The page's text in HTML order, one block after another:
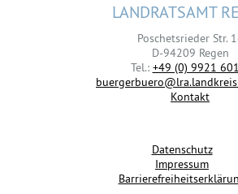
LANDRATSAMT
Poschetsrieder Str.
D-94209 Regen
Tel.: +49 (0) 9921
Kontakt
Datenschutz
Impressum